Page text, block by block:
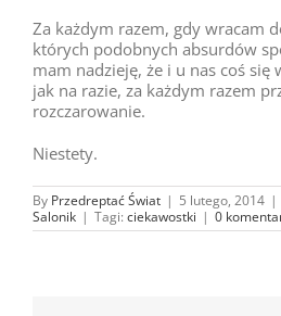
Za każdym razem, gdy wracam
których podobnych absurdów
mam nadzieję, że i u nas coś się
jak na razie, za każdym razem
rozczarowanie.
Niestety.
By Przedreptać Świat | 5 lutego, 2014 |
Salonik | Tagi: ciekawostki | 0